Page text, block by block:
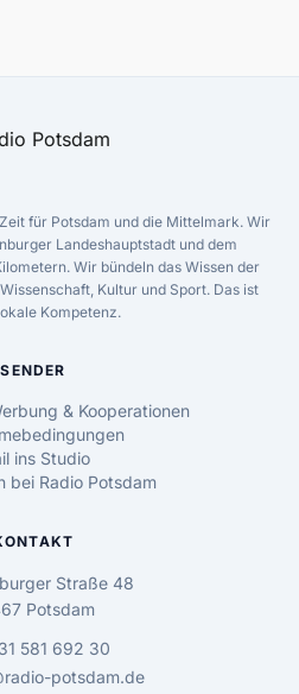
für Potsdam und die Mittelmark. Wir
Landeshauptstadt und dem
Wir bündeln das Wissen der
Kultur und Sport. Das ist
Kompetenz.
SENDER
& Kooperationen
ins Studio
bei Radio Potsdam
Straße 48
Potsdam
581 692 30
potsdam.de